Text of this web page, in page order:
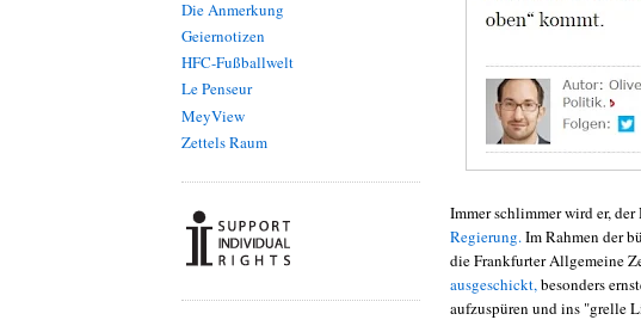
Die Anmerkung
Geiernotizen
HFC-Fußballwelt
Le Penseur
MeyView
Zettels Raum
Immer schlimmer wird er,
Regierung. Im Rahmen der
die Frankfurter Allgemeine
ausgeschickt, besonders
aufzuspüren und ins "grelle